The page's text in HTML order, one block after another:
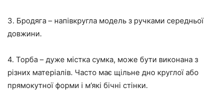
3. Бродяга – напівкругла модель з ручками середньої
довжини.
4. Торба – дуже містка сумка, може бути виконана з
різних матеріалів. Часто має щільне дно круглої або
прямокутної форми і м’які бічні стінки.